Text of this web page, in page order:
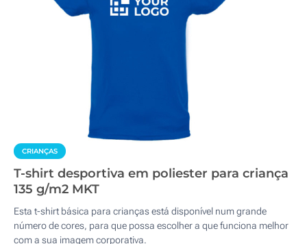
CRIANÇAS
T-shirt desportiva em poliester para criança
135 g/m2 MKT
Esta t-shirt básica para crianças está disponível num grande
número de cores, para que possa escolher a que funciona melhor
com a sua imagem corporativa.